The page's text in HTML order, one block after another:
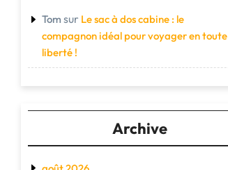
Tom sur Le sac à dos cabine : le
compagnon idéal pour voyager en toute
liberté !
Archive